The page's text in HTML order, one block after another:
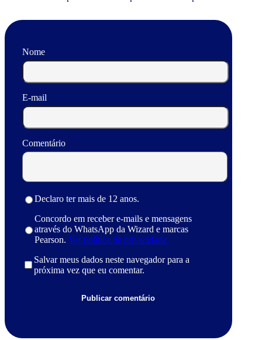
Nome
E-mail
Comentário
Declaro ter mais de 12 anos.
Concordo em receber e-mails e mensagens
através do WhatsApp da Wizard e marcas
Pearson. Ver política de privacidade.
Salvar meus dados neste navegador para a
próxima vez que eu comentar.